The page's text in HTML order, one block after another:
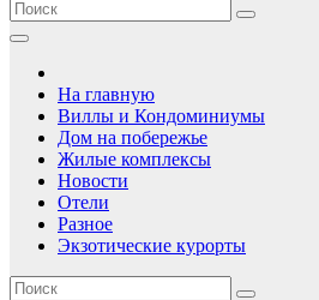
На главную
Виллы и Кондоминиумы
Дом на побережье
Жилые комплексы
Новости
Отели
Разное
Экзотические курорты